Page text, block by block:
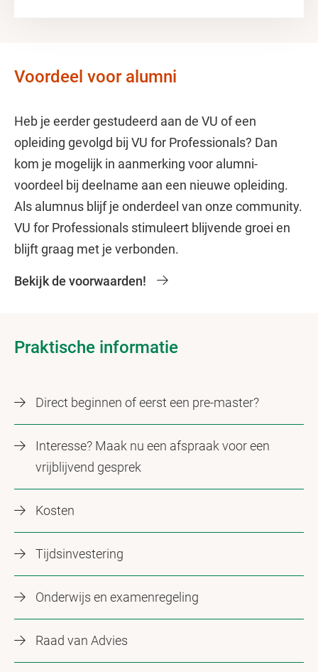
Voordeel voor alumni
Heb je eerder gestudeerd aan de VU of een
opleiding gevolgd bij VU for Professionals? Dan
kom je mogelijk in aanmerking voor alumni-
voordeel bij deelname aan een nieuwe opleiding.
Als alumnus blijf je onderdeel van onze community.
VU for Professionals stimuleert blijvende groei en
blijft graag met je verbonden.
Bekijk de voorwaarden!
Praktische informatie
Direct beginnen of eerst een pre-master?
Interesse? Maak nu een afspraak voor een
vrijblijvend gesprek
Kosten
Tijdsinvestering
Onderwijs en examenregeling
Raad van Advies